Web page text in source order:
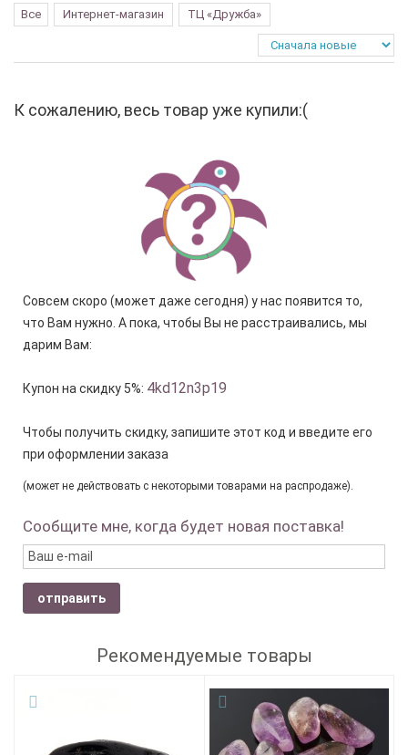
Все
Интернет-магазин ТЦ «Дружба»
К сожалению, весь товар уже купили:(
Совсем скоро (может даже сегодня) у нас появится то,
что Вам нужно. А пока, чтобы Вы не расстраивались, мы
дарим Вам:
Купон на скидку 5%: 4kd12n3p19
Чтобы получить скидку, запишите этот код и введите его
при оформлении заказа
(может не действовать с некоторыми товарами на распродаже).
Сообщите мне, когда будет новая поставка!
отправить
Рекомендуемые товары